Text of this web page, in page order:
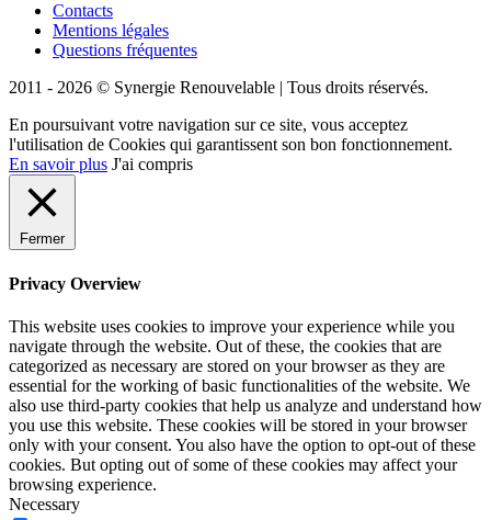
Contacts
Mentions légales
Questions fréquentes
2011 - 2026 © Synergie Renouvelable | Tous droits réservés.
En poursuivant votre navigation sur ce site, vous acceptez
l'utilisation de Cookies qui garantissent son bon fonctionnement.
En savoir plus J'ai compris
Fermer
Privacy Overview
This website uses cookies to improve your experience while you
navigate through the website. Out of these, the cookies that are
categorized as necessary are stored on your browser as they are
essential for the working of basic functionalities of the website. We
also use third-party cookies that help us analyze and understand how
you use this website. These cookies will be stored in your browser
only with your consent. You also have the option to opt-out of these
cookies. But opting out of some of these cookies may affect your
browsing experience.
Necessary